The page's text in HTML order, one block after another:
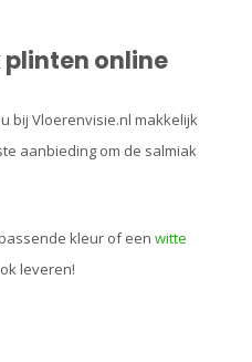
online
bij Vloerenvisie.nl makkelijk
aanbieding om de salmiak
kleur of een witte
leveren!